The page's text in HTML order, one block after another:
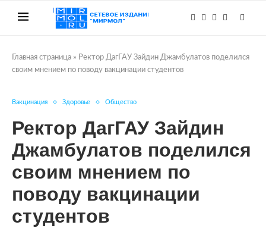
Главная страница » Ректор ДагГАУ Зайдин Джамбулатов поделился
своим мнением по поводу вакцинации студентов
Вакцинация Здоровье Общество
Ректор ДагГАУ Зайдин
Джамбулатов поделился
своим мнением по
поводу вакцинации
студентов